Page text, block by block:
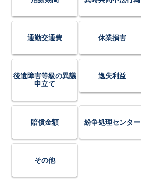
通勤交通費 休業損害
後遺障害等級の異議
申立て
逸失利益
賠償金額 紛争処理センター
その他